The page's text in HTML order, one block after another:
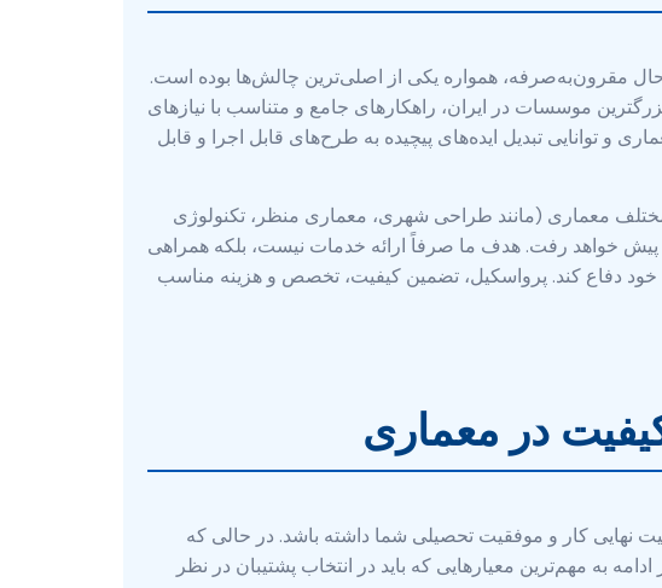
مقرون‌به‌صرفه، همواره یکی از اصلی‌ترین چالش‌ها بوده است.
موسسات در ایران، راهکارهای جامع و متناسب با نیازهای
و توانایی تبدیل ایده‌های پیچیده به طرح‌های قابل اجرا و قابل
معماری (مانند طراحی شهری، معماری منظر، تکنولوژی
پیش خواهد رفت. هدف ما صرفاً ارائه خدمات نیست، بلکه همراهی
خود دفاع کند. پرواسکیل، تضمین کیفیت، تخصص و هزینه مناسب
در معماری
نهایی کار و موفقیت تحصیلی شما داشته باشد. در حالی که
به مهم‌ترین معیارهایی که باید در انتخاب پشتیبان در نظر